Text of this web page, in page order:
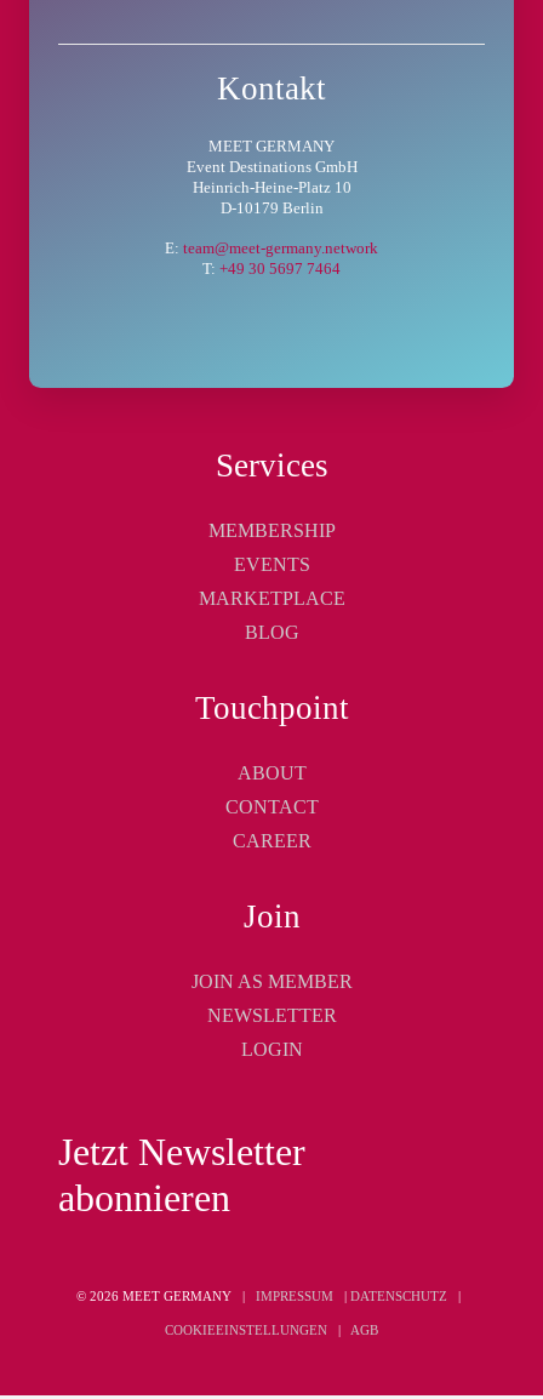
Kontakt
MEET GERMANY
Event Destinations GmbH
Heinrich-Heine-Platz 10
D-10179 Berlin
E: team@meet-germany.network
T: +49 30 5697 7464
Services
MEMBERSHIP
EVENTS
MARKETPLACE
BLOG
Touchpoint
ABOUT
CONTACT
CAREER
Join
JOIN AS MEMBER
NEWSLETTER
LOGIN
Jetzt Newsletter
abonnieren
© 2026 MEET GERMANY | IMPRESSUM| DATENSCHUTZ
COOKIEEINSTELLUNGEN AGB